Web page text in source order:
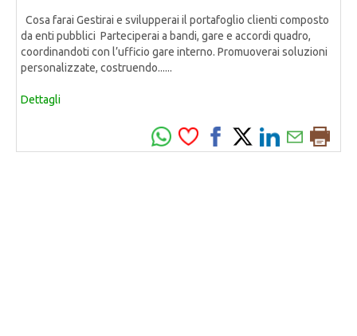
Cosa farai Gestirai e svilupperai il portafoglio clienti composto
da enti pubblici Parteciperai a bandi, gare e accordi quadro,
coordinandoti con l’ufficio gare interno. Promuoverai soluzioni
personalizzate, costruendo......
Dettagli